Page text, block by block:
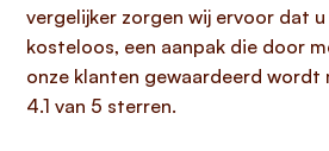
vergelijker zorgen wij ervoor dat
kosteloos, een aanpak die door
onze klanten gewaardeerd wordt
4.1 van 5 sterren.